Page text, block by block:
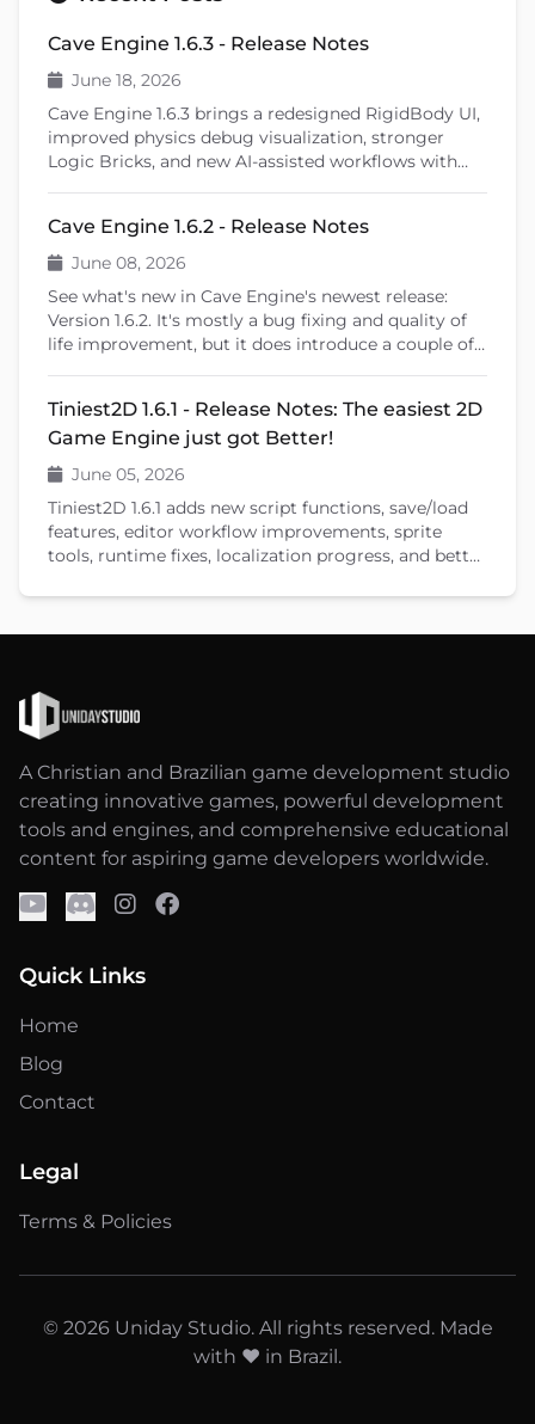
Cave Engine 1.6.3 - Release Notes
June 18, 2026
Cave Engine 1.6.3 brings a redesigned RigidBody UI,
improved physics debug visualization, stronger
Logic Bricks, and new AI-assisted workflows with
learning tools, and previews upcoming features like
shader editing and ragdoll physics.
Cave Engine 1.6.2 - Release Notes
June 08, 2026
See what's new in Cave Engine's newest release:
Version 1.6.2. It's mostly a bug fixing and quality of
life improvement, but it does introduce a couple of
Tiniest2D 1.6.1 - Release Notes: The easiest 2D
Game Engine just got Better!
June 05, 2026
Tiniest2D 1.6.1 adds new script functions, save/load
features, editor workflow improvements, sprite
tools, runtime fixes, localization progress, and better
A Christian and Brazilian game development studio
creating innovative games, powerful development
tools and engines, and comprehensive educational
content for aspiring game developers worldwide.
Quick Links
Home
Blog
Contact
Legal
Terms & Policies
© 2026 Uniday Studio. All rights reserved. Made
with ❤️ in Brazil.